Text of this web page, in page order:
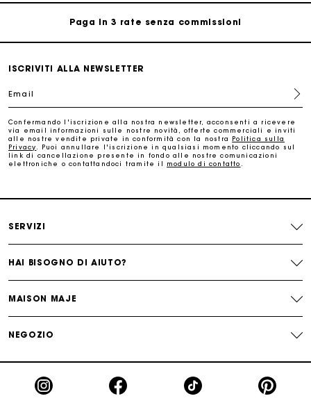
Paga in 3 rate senza commissioni
La carta regalo Maje: il modo migliore per fare il regalo
perfetto
ISCRIVITI ALLA NEWSLETTER
Email
Confermando l'iscrizione alla nostra newsletter, acconsenti a ricevere
via email informazioni sulle nostre novità, offerte commerciali e inviti
alle nostre vendite private in conformità con la nostra Politica sulla
Privacy
. Puoi annullare l'iscrizione in qualsiasi momento cliccando sul
link di cancellazione presente in fondo alle nostre comunicazioni
elettroniche o contattandoci tramite il modulo di contatto
SERVIZI
HAI BISOGNO DI AIUTO?
MAISON MAJE
NEGOZIO